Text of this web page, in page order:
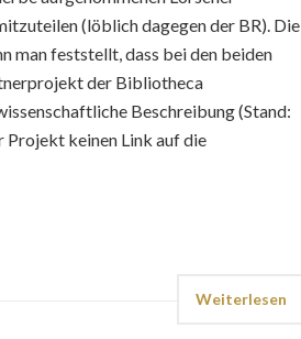
(löblich dagegen der BR). Die
man feststellt, dass bei den beiden
der Bibliotheca
Beschreibung (Stand:
Projekt keinen Link auf die
Weiterlesen